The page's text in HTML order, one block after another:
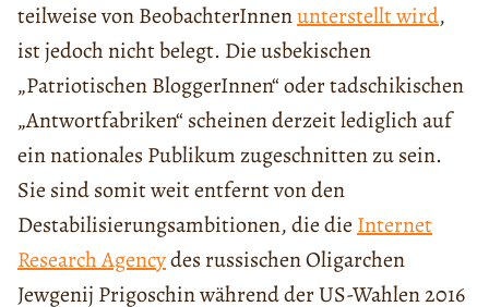
teilweise von BeobachterInnenunterstellt wird,
ist jedoch nicht belegt. Die usbekischen
„Patriotischen BloggerInnen“ oder tadschikischen
„Antwortfabriken“ scheinen derzeit lediglich auf
ein nationales Publikum zugeschnitten zu sein.
Sie sind somit weit entfernt von den
Destabilisierungsambitionen, die die Internet
Research Agencydes russischen Oligarchen
Jewgenij Prigoschin während der US-Wahlen 2016